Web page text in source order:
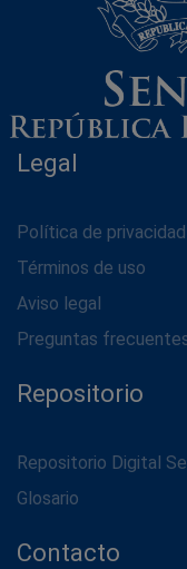
Legal
Política de privacidad
Términos de uso
Aviso legal
Preguntas
Repositorio
Repositorio Digital
Glosario
Contacto